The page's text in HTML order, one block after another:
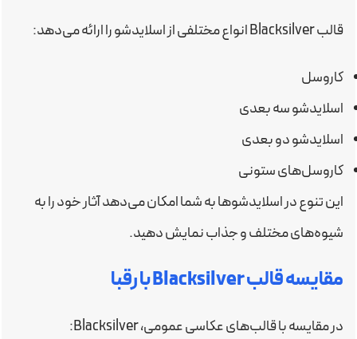
قالب Blacksilver انواع مختلفی از اسلایدشو را ارائه می‌دهد:
کاروسل
اسلایدشو سه بعدی
اسلایدشو دو بعدی
کاروسل‌های ستونی
این تنوع در اسلایدشوها به شما امکان می‌دهد آثار خود را به
شیوه‌های مختلف و جذاب نمایش دهید.
مقایسه قالب Blacksilver با رقبا
در مقایسه با قالب‌های عکاسی عمومی، Blacksilver: